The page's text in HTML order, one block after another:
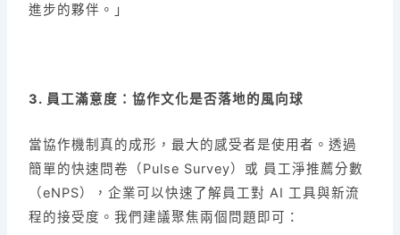
進步的夥伴。」
3. 員工滿意度：協作文化是否落地的風向球
當協作機制真的成形，最大的感受者是使用者。透過
簡單的快速問卷（Pulse Survey）或 員工淨推薦分數
（eNPS），企業可以快速了解員工對 AI 工具與新流
程的接受度。我們建議聚焦兩個問題即可：